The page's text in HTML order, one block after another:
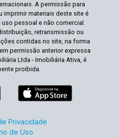
A permissão para
imprimir materiais deste site é
pessoal e não comercial.
retransmissão ou
contidas no site, na forma
permissão anterior expressa
Ltda - Imobiliária Ativa, é
proibida.
Privacidade
de Uso